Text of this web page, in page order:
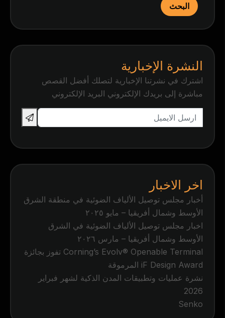
البحث
النشرة الإخبارية
اشترك في نشرتنا الإخبارية لتصلك أفضل القصص
مباشرة إلى بريدك الإلكتروني البريد الإلكتروني
اخر الاخبار
أخبار مجلس توصيل الألياف الضوئية في منطقة الشرق
الأوسط وشمال أفريقيا – مايو ٢٠٢٥
اخبار مجلس توصيل الألياف الضوئية في الشرق
الأوسط وشمال أفريقيا – مارس ٢٠٢٦
Corning’s Evolv® Openable Terminal تفوز بجائزة
iF Design Award المرموقة
نشرة عمليات وتطبيقات المدن الذكية لشهر فبراير
2026
Senko